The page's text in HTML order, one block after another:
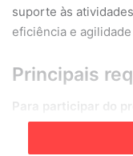
suporte às
eficiência e
Principais
Para participar do
candidato possua: